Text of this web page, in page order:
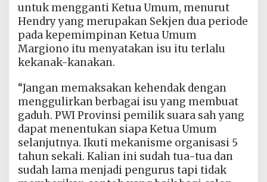
untuk mengganti Ketua Umum, menurut
Hendry yang merupakan Sekjen dua periode
pada kepemimpinan Ketua Umum
Margiono itu menyatakan isu itu terlalu
kekanak-kanakan.
“Jangan memaksakan kehendak dengan
menggulirkan berbagai isu yang membuat
gaduh. PWI Provinsi pemilik suara sah yang
dapat menentukan siapa Ketua Umum
selanjutnya. Ikuti mekanisme organisasi 5
tahun sekali. Kalian ini sudah tua-tua dan
sudah lama menjadi pengurus tapi tidak